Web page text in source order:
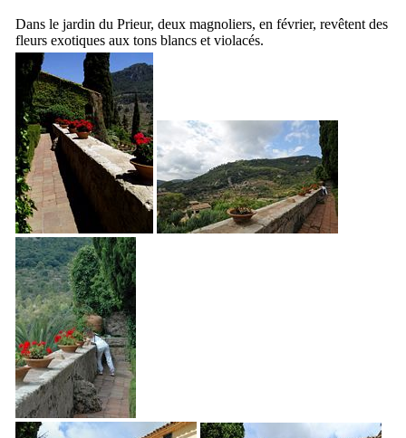
Dans le jardin du Prieur, deux magnoliers, en février, revêtent des
fleurs exotiques aux tons blancs et violacés.